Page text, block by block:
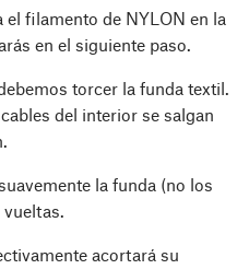
el filamento de NYLON en la
en el siguiente paso.
torcer la funda textil.
del interior se salgan
la funda (no los
vueltas.
acortará su